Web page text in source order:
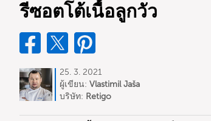
รีซอตโต้เนื้อลูกวัว
25. 3. 2021
ผู้เขียน: Vlastimil Jaša
บริษัท: Retigo